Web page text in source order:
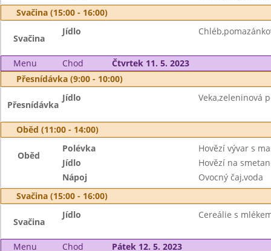
Svačina (15:00 - 16:00)
Svačina
Jídlo
Menu Chod
Čtvrtek 11. 5. 2023
Přesnídávka (9:00 - 10:00)
Přesnídávka
Jídlo Veka,zeleninová
Oběd (11:00 - 14:00)
Oběd
Polévka
Hovězí vývar s
Jídlo
Hovězí na
Nápoj
Ovocný čaj,voda
Svačina (15:00 - 16:00)
Svačina
Jídlo Cereálie s
Menu Chod
Pátek 12. 5. 2023